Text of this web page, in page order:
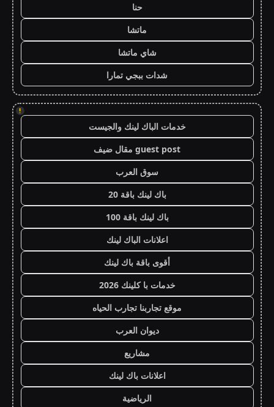
حنا
ماتشا
شاي ماتشا
شدات ببجي تمارا
!
خدمات الباك لينك والجيست
guest post مقال ضيف
سوق العرب
باك لينك باقة 20
باك لينك باقة 100
اعلانات الباك لينك
أقوى باقة باك لينك
خدمات با كلينك 2026
موقع تجاربنا تجارب الحياه
ديوان العرب
مشاريع
اعلانات باك لينك
الرياضية